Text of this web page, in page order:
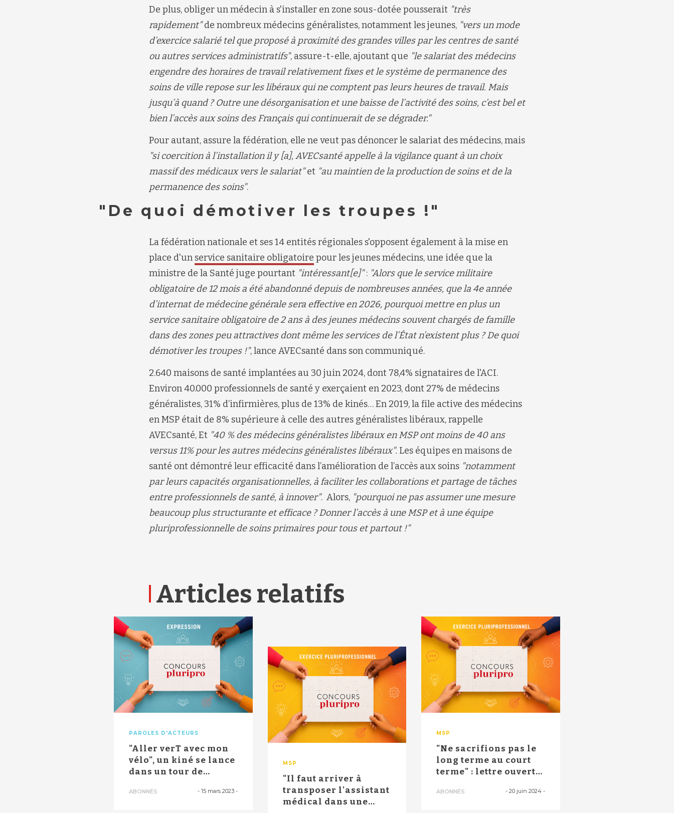
De plus, obliger un médecin à s'installer en zone sous-dotée pousserait "très
rapidement"de nombreuxmédecins généralistes, notamment les jeunes, "vers un mode
d’exercice salarié tel que proposé à proximité des grandes villes par les centres de santé
ou autres services administratifs", assure-t-elle, ajoutant que "le salariat des médecins
engendre des horaires de travail relativement fixes et le système de permanence des
soins de ville repose sur les libéraux qui ne comptent pas leurs heures de travail. Mais
jusqu’à quand ? Outre une désorganisation et une baisse de l’activité des soins, c’est bel et
bien l’accès aux soins des Français qui continuerait de se dégrader."
Pour autant, assure la fédération, elle ne veut pas dénoncer le salariat des médecins, mais
"si coercition à l’installation il y[a], AVECsanté appelle à la vigilance quant à un choix
massif des médicaux vers le salariat"et "au maintien de la production de soins et de la
permanence des soins".
"De quoi démotiver les troupes !"
La fédération nationale et ses 14 entitésrégionales s'opposent également à la mise en
place d'un service sanitaire obligatoire pour les jeunes médecins, une idée que la
ministre de la Santé juge pourtant "intéressant[e]": "Alors que le service militaire
obligatoire de 12 mois a été abandonné depuis de nombreuses années, que la 4eannée
d’internat de médecine générale sera effective en 2026, pourquoi mettre en plus un
service sanitaire obligatoire de 2 ans à des jeunes médecins souvent chargés de famille
dans des zones peu attractives dont même les services de l’État n’existent plus ? De quoi
démotiver les troupes !", lance AVECsanté dans son communiqué.
2.640 maisons de santé implantées au 30 juin 2024, dont 78,4% signataires de l'ACI.
Environ 40.000 professionnels de santé y exerçaient en 2023, dont 27% de médecins
généralistes, 31% d’infirmières,plus de 13% de kinés…En 2019, la file active des médecins
en MSP était de 8% supérieure à celle des autres généralistes libéraux,rappelle
AVECsanté,Et "40 % des médecins généralistes libéraux en MSP ont moins de 40 ans
versus 11% pour les autres médecins généralistes libéraux". Les équipes en maisons de
santé ont démontré leur efficacité dans l’amélioration de l’accès aux soins "notamment
par leurs capacités organisationnelles, à faciliter les collaborations et partage de tâches
entre professionnels de santé, à innover". Alors, "pourquoi ne pas assumer une mesure
beaucoup plus structurante et efficace ? Donner l’accès à une MSP et à une équipe
pluriprofessionnelle de soins primaires pour tous et partout !"
Articles relatifs
PAROLES D'ACTEURS
"Aller verT avec mon
vélo", un kiné se lance
dans un tour de
ABONNÉS - 15 mars 2023-
MSP
"Il faut arriver à
transposer l'assistant
médical dans une
MSP
"Ne sacrifions pas le
long terme au court
terme" : lettre ouverte
ABONNÉS - 20 juin 2024 -